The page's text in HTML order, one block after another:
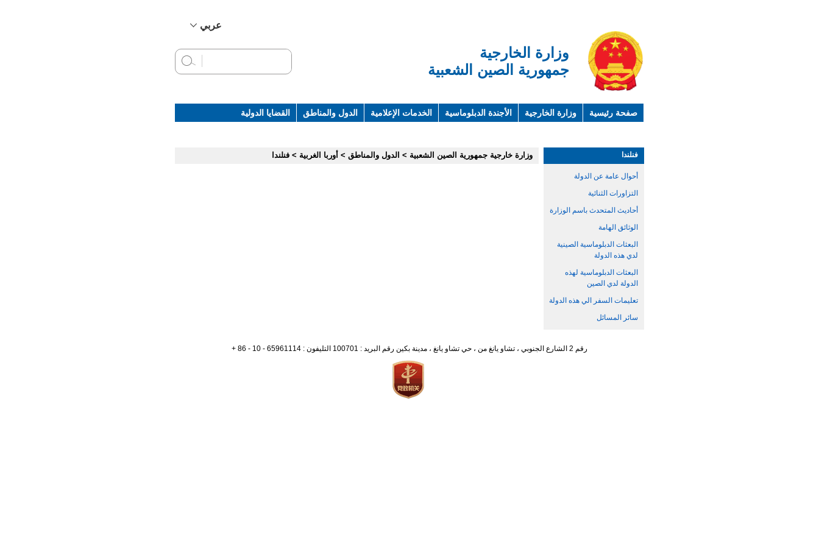
عربي
English
وزارة الخارجية
جمهورية الصين الشعبية
صفحة رئيسية وزارة الخارجية الأجندة الدبلوماسية الخدمات الإعلامية الدول والمناطق
القضايا الدولية
فنلندا
أحوال عامة عن الدولة
التزاورات الثنائية
أحاديث المتحدث باسم الوزارة
الوثائق الهامة
البعثات الدبلوماسية الصينية
لدي هذه الدولة
البعثات الدبلوماسية لهذه
الدولة لدي الصين
تعليمات السفر الي هذه الدولة
سائر المسائل
وزارة خارجية جمهورية الصين الشعبية > الدول والمناطق > أوربا الغربية > فنلندا
رقم 2 الشارع الجنوبي ، تشاو يانغ من ، حي تشاو يانغ ، مدينة بكين رقم البريد : 100701 التليفون : 65961114 - 10 - 86 +